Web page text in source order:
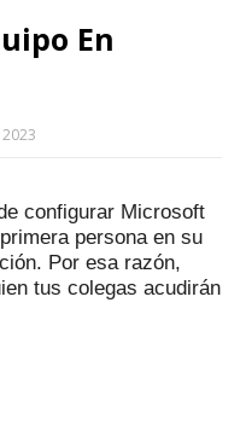
En
configurar Microsoft
persona en su
Por esa razón,
tus colegas acudirán